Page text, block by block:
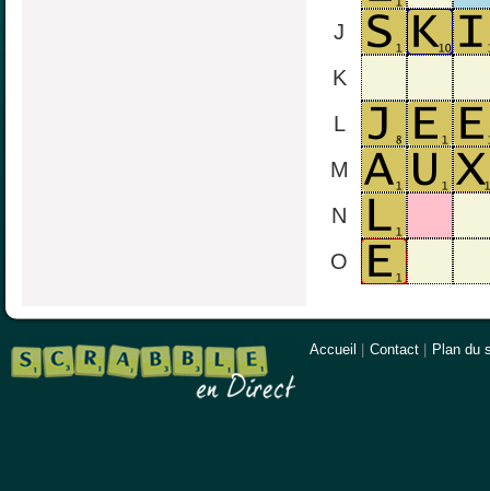
J
K
L
M
N
O
Accueil Contact Plan du